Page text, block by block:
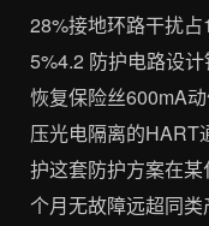
28%接地环路干扰
5%4.2 防护电路设
恢复保险丝600mA
压光电隔离的HART
护这套防护方案在
个月无故障远超同